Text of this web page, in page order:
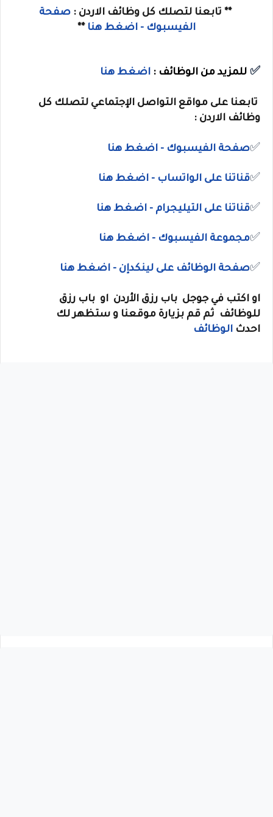
** تابعنا لتصلك كل وظائف الاردن : صفحة
الفيسبوك - اضغط هنا **
✅ للمزيد من الوظائف : اضغط هنا
تابعنا على مواقع التواصل الإجتماعي لتصلك كل
وظائف الاردن :
✅صفحة الفيسبوك - اضغط هنا
✅قناتنا على الواتساب - اضغط هنا
✅قناتنا على التيليجرام - اضغط هنا
✅مجموعة الفيسبوك - اضغط هنا
✅صفحة الوظائف على لينكدإن - اضغط هنا
او اكتب في جوجل باب رزق الأردن او باب رزق
للوظائف
ثم قم بزيارة موقعنا و ستظهر لك
احدث الوظائف